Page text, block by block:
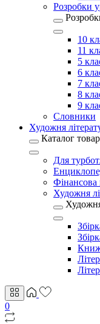
Розробки
10
11
5
6
7
8
9
Словники
Художня
Каталог
Для
Фінансова
Художня
0